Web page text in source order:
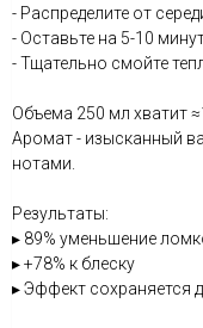
- Распределите от
- Оставьте на 5-10
- Тщательно смойте
Объема 250 мл хватит
Аромат - изысканный
нотами.
Результаты:
▸ 89% уменьшение
▸ +78% к блеску
▸ Эффект сохраняется